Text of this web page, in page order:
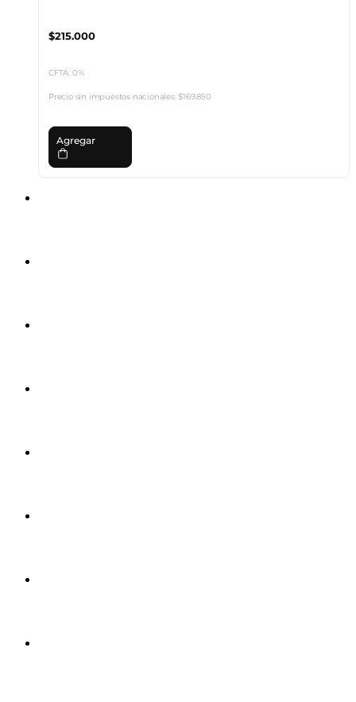
$215.000
CFTA: 0%
Precio sin impuestos nacionales:$169.850
Agregar